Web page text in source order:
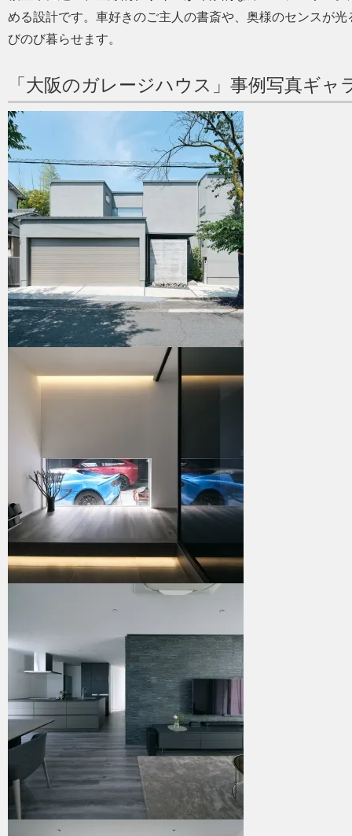
める設計です。車好きのご主人の書斎や、奥様のセンスが
びのび暮らせます。
「大阪のガレージハウス」事例写真ギャ